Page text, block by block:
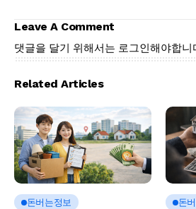
Leave A Comment
댓글을 달기 위해서는 로그인해야합니
Related Articles
돈버는정보 돈